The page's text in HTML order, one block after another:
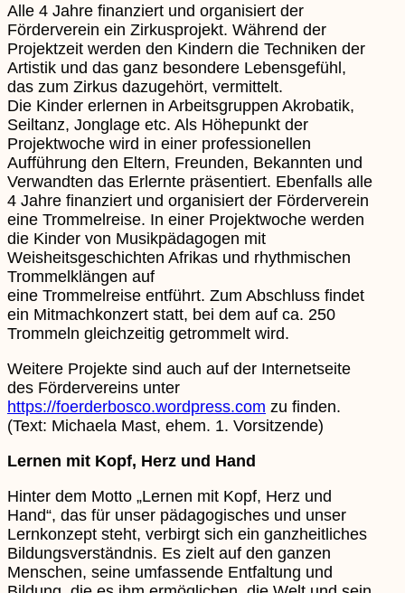
Alle 4 Jahre finanziert und organisiert der
Förderverein ein Zirkusprojekt. Während der
Projektzeit werden den Kindern die Techniken der
Artistik und das ganz besondere Lebensgefühl,
das zum Zirkus dazugehört, vermittelt.
Die Kinder erlernen in Arbeitsgruppen Akrobatik,
Seiltanz, Jonglage etc. Als Höhepunkt der
Projektwoche wird in einer professionellen
Aufführung den Eltern, Freunden, Bekannten und
Verwandten das Erlernte präsentiert. Ebenfalls alle
4 Jahre finanziert und organisiert der Förderverein
eine Trommelreise. In einer Projektwoche werden
die Kinder von Musikpädagogen mit
Weisheitsgeschichten Afrikas und rhythmischen
Trommelklängen auf
eine Trommelreise entführt. Zum Abschluss findet
ein Mitmachkonzert statt, bei dem auf ca. 250
Trommeln gleichzeitig getrommelt wird.
Weitere Projekte sind auch auf der Internetseite
des Fördervereins unter
https://foerderbosco.wordpress.com zu finden.
(Text: Michaela Mast, ehem. 1. Vorsitzende)
Lernen mit Kopf, Herz und Hand
Hinter dem Motto „Lernen mit Kopf, Herz und
Hand“, das für unser pädagogisches und unser
Lernkonzept steht, verbirgt sich ein ganzheitliches
Bildungsverständnis. Es zielt auf den ganzen
Menschen, seine umfassende Entfaltung und